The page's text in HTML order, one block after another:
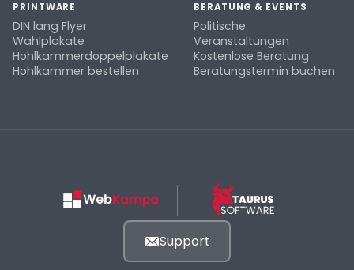
PRINTWARE
DIN lang Flyer
Wahlplakate
Hohlkammerdoppelplakate
Hohlkammer bestellen
BERATUNG & EVENTS
Politische
Veranstaltungen
Kostenlose Beratung
Beratungstermin buchen
Support